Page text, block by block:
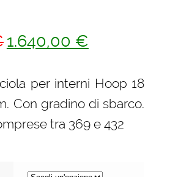
Il
originale
era:
2.893,00 €.
1.640,00 €
attuale
è:
1.640,00 €.
per interni Hoop 18
Con gradino di sbarco.
tra 369 e 432